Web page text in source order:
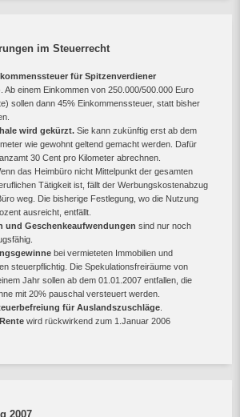
im Steuerrecht
für Spitzenverdiener
. Ab einem Einkommen von 250.000/500.000 Euro
sollen dann 45% Einkommenssteuer, statt bisher
wird gekürzt. Sie kann zukünftig erst ab dem
wie gewohnt geltend gemacht werden. Dafür
30 Cent pro Kilometer abrechnen.
das Heimbüro nicht Mittelpunkt der gesamten
Tätigkeit ist, fällt der Werbungskostenabzug
weg. Die bisherige Festlegung, wo die Nutzung
ausreicht, entfällt.
und Geschenkeaufwendungen sind nur noch
bei vermieteten Immobilien und
steuerpflichtig. Die Spekulationsfreiräume von
Jahr sollen ab dem 01.01.2007 entfallen, die
mit 20% pauschal versteuert werden.
für Auslandszuschläge
wird rückwirkend zum 1.Januar 2006
2007